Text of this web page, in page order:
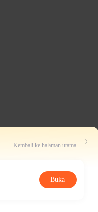
Kembali ke halaman utama
Buka